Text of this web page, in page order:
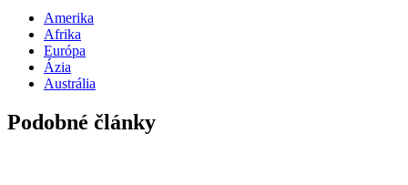
Amerika
Afrika
Európa
Ázia
Austrália
Podobné články